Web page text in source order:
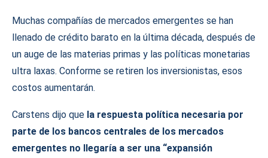
Muchas compañías de mercados emergentes se han
llenado de crédito barato en la última década, después de
un auge de las materias primas y las políticas monetarias
ultra laxas. Conforme se retiren los inversionistas, esos
costos aumentarán.
Carstens dijo que la respuesta política necesaria por
parte de los bancos centrales de los mercados
emergentes no llegaría a ser una “expansión